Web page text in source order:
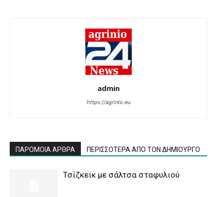
admin
https://agrinio.eu
ΠΑΡΟΜΟΙΑ ΑΡΘΡΑ ΠΕΡΙΣΣΟΤΕΡΑ ΑΠΟ ΤΟΝ ΔΗΜΙΟΥΡΓΟ
Τσίζκεϊκ με σάλτσα σταφυλιού